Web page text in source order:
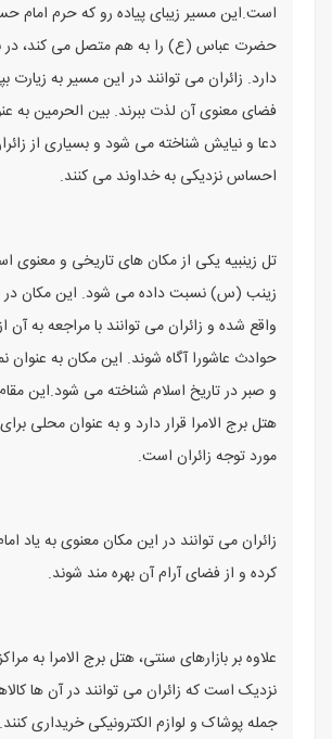
است.این مسیر زیبای پیاده ‌رو که حرم
حضرت عباس (ع) را به هم متصل می‌ کند، در
دارد. زائران می ‌توانند در این مسیر به زیارت
فضای معنوی آن لذت ببرند. بین ‌الحرمین به
دعا و نیایش شناخته می ‌شود و بسیاری از
احساس نزدیکی به خداوند می ‌کنند.
تل زینبیه یکی از مکان ‌های تاریخی و
زینب (س) نسبت داده می ‌شود. این مکان در
واقع شده و زائران می ‌توانند با مراجعه به آن
حوادث عاشورا آگاه شوند. این مکان به عنوان
و صبر در تاریخ اسلام شناخته می ‌شود.این
هتل برج الامرا قرار دارد و به عنوان محلی
مورد توجه زائران است.
زائران می ‌توانند در این مکان معنوی به یاد
کرده و از فضای آرام آن بهره ‌مند شوند.
علاوه بر بازارهای سنتی، هتل برج الامرا به
نزدیک است که زائران می ‌توانند در آن ‌ها
جمله پوشاک و لوازم الکترونیکی خریداری